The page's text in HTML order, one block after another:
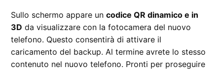
Sullo schermo appare uncodice QR dinamico e in
3D da visualizzare con la fotocamera del nuovo
telefono. Questo consentirà di attivare il
caricamento del backup. Al termine avrete lo stesso
contenuto nel nuovo telefono. Pronti per proseguire